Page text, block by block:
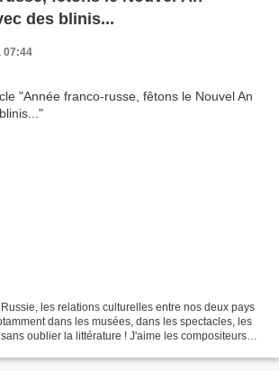
des blinis...
07:44
les relations culturelles entre nos deux pays
dans les musées, dans les spectacles, les
oublier la littérature ! J'aime les compositeurs